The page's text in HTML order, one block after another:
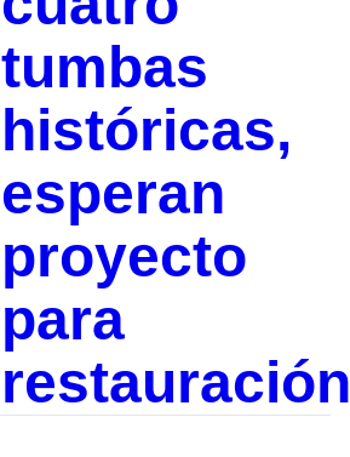
tumbas
históricas,
esperan
proyecto
para
restauración